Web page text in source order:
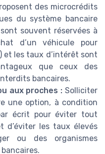
des microcrédits
du système bancaire
souvent réservées à
d’un véhicule pour
les taux d’intérêt sont
que ceux des
bancaires.
aux proches : Solliciter
une option, à condition
écrit pour éviter tout
d’éviter les taux élevés
ou des organismes